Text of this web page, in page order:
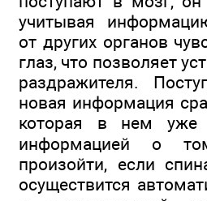
учитывая
от других органов
глаз, что позволяет
раздражителя.
новая информация
которая в нем
информацией о
произойти, если
осуществится